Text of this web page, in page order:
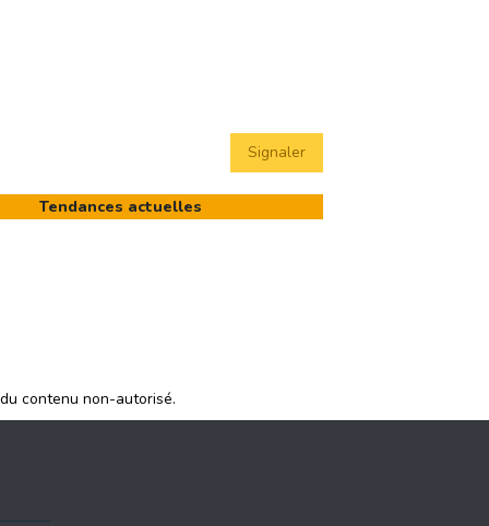
Signaler
Tendances actuelles
contenu non-autorisé.